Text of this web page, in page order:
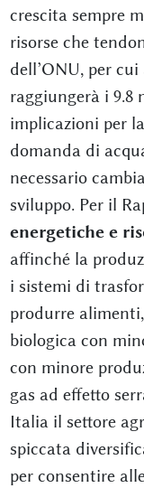
crescita sempre
risorse che
dell’ONU, per
raggiungerà i 9.8
implicazioni per
domanda di
necessario
sviluppo. Per il
energetiche e
affinché la
i sistemi di
produrre
biologica con
con minore
gas ad effetto
Italia il settore
spiccata
per consentire